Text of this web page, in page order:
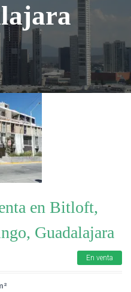
en Bitloft,
Guadalajara
En venta